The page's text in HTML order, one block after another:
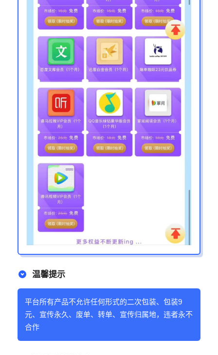
温馨提示
平台所有产品不允许任何形式的二次包装、包装9
元、宣传永久、废单、转单、宣传归属地，违者永不
合作